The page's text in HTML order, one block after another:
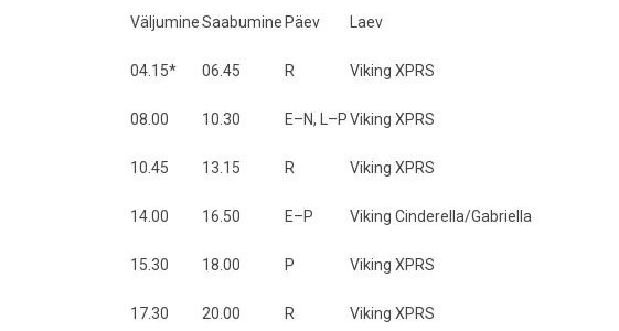
VäljumineSaabumine Päev Laev
04.15* 06.45 R Viking XPRS
08.00 10.30 E–N, L–PViking XPRS
10.45 13.15 R Viking XPRS
14.00 16.50 E–P Viking Cinderella/Gabriella
15.30 18.00 P Viking XPRS
17.30 20.00 R Viking XPRS